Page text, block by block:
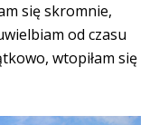
się skromnie,
od czasu
wtopiłam się